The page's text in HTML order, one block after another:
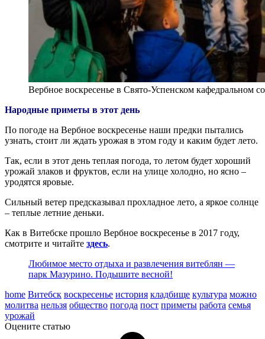
Вербное воскресенье в Свято-Успенском кафедральном
Народные приметы в этот день
По погоде на Вербное воскресенье наши предки пытались
узнать, стоит ли ждать урожая в этом году и каким будет лето.
Так, если в этот день теплая погода, то летом будет хороший
урожай злаков и фруктов, если на улице холодно, но ясно –
уродятся яровые.
Сильный ветер предсказывал прохладное лето, а яркое солнце
– теплые летние деньки.
Как в Витебске прошло Вербное воскресенье в 2017 году,
смотрите и читайте здесь.
Любимое место отдыха и развлечения витеблян —
парк Мазурино. Подышите весной!
home Витебск воскресенье история кладбище культура можно
молитва нельзя общество погода пост приметы работа семья
урожай
Оцените статью